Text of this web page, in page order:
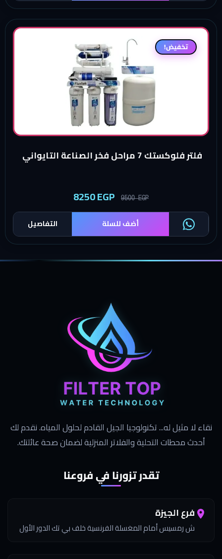
تخفيض!
فلتر فلوكستك 7 مراحل فخر الصناعة التايواني
9500EGP
8250EGP
التفاصيل أضف للسلة
نقاء لا مثيل له... تكنولوجيا الجيل القادم لحلول المياه. نقدم لك
أحدث محطات التحلية والفلاتر المنزلية لضمان صحة عائلتك.
تقدر تزورنا في فروعنا
فرع الجيزة
ش رمسيس أمام المغسلة الفرنسية خلف بي تك الدور الأول